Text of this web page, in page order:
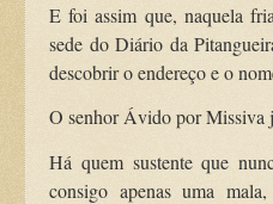
E foi assim que, naquela
sede do Diário da
descobrir o endereço e o
O senhor Ávido por Missiva
Há quem sustente que
consigo apenas uma